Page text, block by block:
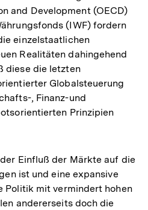
and Development (OECD)
(IWF) fordern
einzelstaatlichen
Realitäten dahingehend
diese die letzten
Globalsteuerung
, Finanz-und
Prinzipien
Einfluß der Märkte auf die
ist und eine expansive
Politik mit vermindert hohen
andererseits doch die